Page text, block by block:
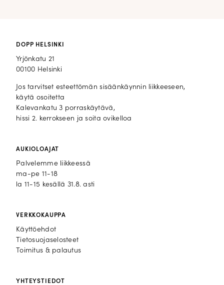
DOPP HELSINKI
Yrjönkatu 21
00100 Helsinki
Jos tarvitset esteettömän sisäänkäynnin liikkeeseen,
käytä osoitetta
Kalevankatu 3 porraskäytävä,
hissi 2. kerrokseen ja soita ovikelloa
AUKIOLOAJAT
Palvelemme liikkeessä
ma-pe 11-18
la 11-15 kesällä 31.8. asti
VERKKOKAUPPA
Käyttöehdot
Tietosuojaselosteet
Toimitus & palautus
YHTEYSTIEDOT